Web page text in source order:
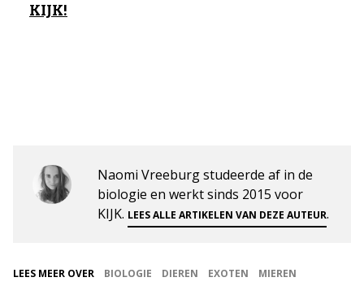
KIJK!
Naomi Vreeburg studeerde af in de
biologie en werkt sinds 2015 voor
KIJK. LEES ALLE ARTIKELEN VAN DEZE AUTEUR.
LEES MEER OVER BIOLOGIE DIEREN EXOTEN
MIEREN